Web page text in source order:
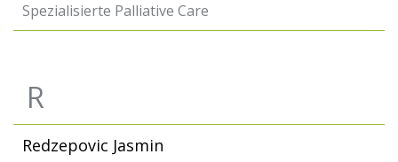
Spezialisierte Palliative Care
R
Redzepovic Jasmin